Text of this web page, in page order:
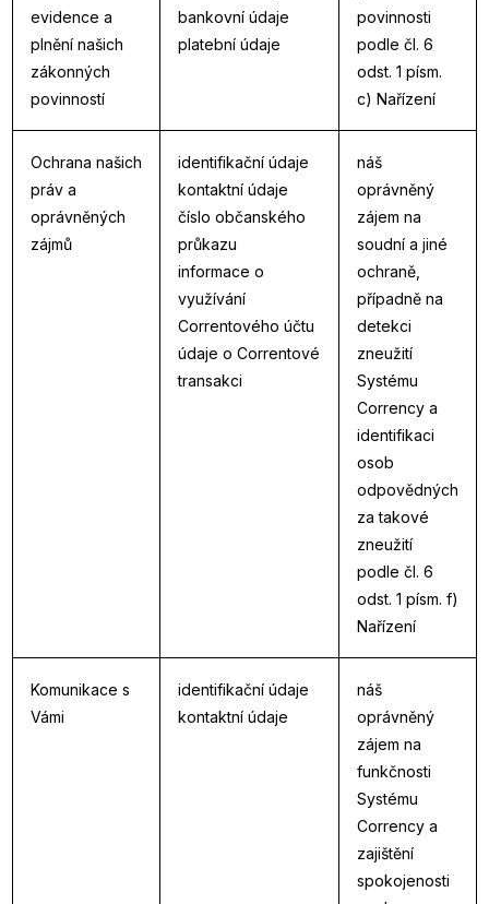
evidence a
plnění našich
zákonných
povinností
bankovní údaje
platební údaje
povinnosti
podle čl. 6
odst. 1 písm.
c) Nařízení
Ochrana našich
práv a
oprávněných
zájmů
identifikační údaje
kontaktní údaje
číslo občanského
průkazu
informace o
využívání
Correntového účtu
údaje o Correntové
transakci
náš
oprávněný
zájem na
soudní a jiné
ochraně,
případně na
detekci
zneužití
Systému
Corrency a
identifikaci
osob
odpovědných
za takové
zneužití
podle čl. 6
odst. 1 písm. f)
Nařízení
Komunikace s
Vámi
identifikační údaje
kontaktní údaje
náš
oprávněný
zájem na
funkčnosti
Systému
Corrency a
zajištění
spokojenosti